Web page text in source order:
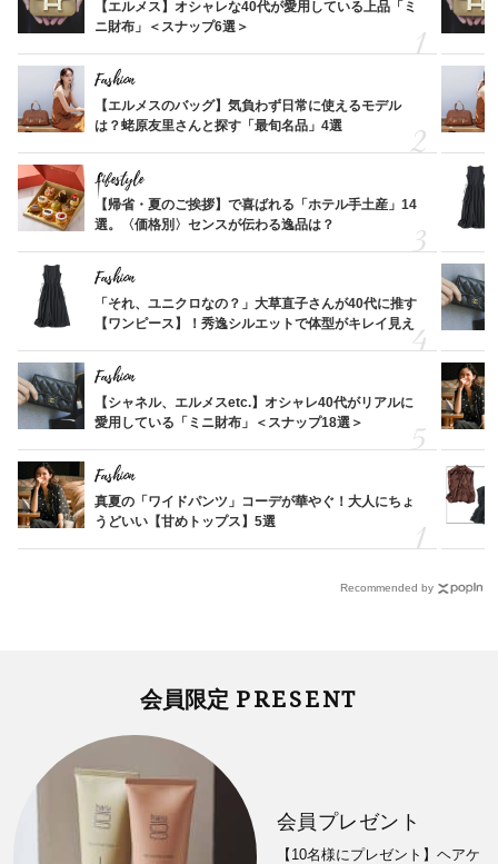
【エルメス】オシャレな40代が愛用している上品「ミ
ニ財布」＜スナップ6選＞
Fashion
【エルメスのバッグ】気負わず日常に使えるモデル
は？蛯原友里さんと探す「最旬名品」4選
Lifestyle
【帰省・夏のご挨拶】で喜ばれる「ホテル手土産」14
選。〈価格別〉センスが伝わる逸品は？
Fashion
「それ、ユニクロなの？」大草直子さんが40代に推す
【ワンピース】！秀逸シルエットで体型がキレイ見え
Fashion
【シャネル、エルメスetc.】オシャレ40代がリアルに
愛用している「ミニ財布」＜スナップ18選＞
Fashion
真夏の「ワイドパンツ」コーデが華やぐ！大人にちょ
うどいい【甘めトップス】5選
Recommended by
会員限定 PRESENT
会員プレゼント
【10名様にプレゼント】ヘアケ